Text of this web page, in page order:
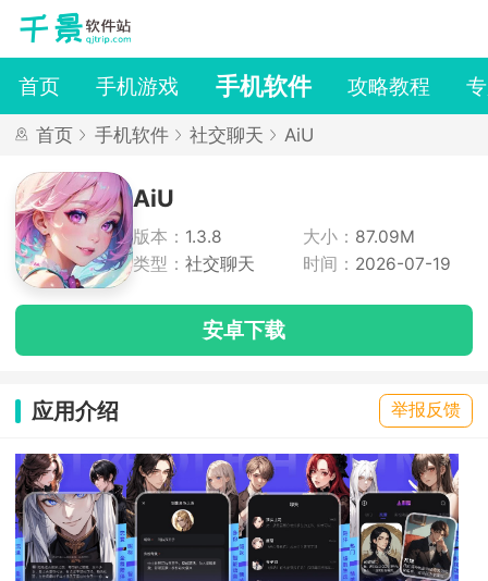
首页 手机游戏 手机软件 攻略教程
首页 手机软件 社交聊天 AiU
AiU
版本： 1.3.8 大小： 87.09M
类型： 社交聊天 时间： 2026-07-19
安卓下载
应用介绍 举报反馈